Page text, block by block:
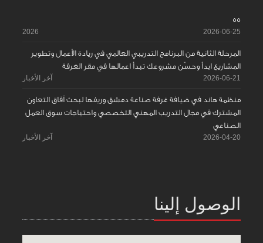
55
2026-06-25
2026
المرحلة الثانية من البرنامج التدريبي العالمي في ريادة الأعمال وتطوير
المشاريع ابدأ وحسّن مشروعك تبدأ اعمالها في مقر الغرفة
2026-06-21 آخر الأخبار
منظمة هاند في ضيافة غرفة صناعة دمشق وريفها لبحث آفاق التعاون
المشترك في مجال التدريب المهني التخصصي واحتياجات سوق العمل
الصناعي
2026-04-20 آخر الأخبار
الوصول إلينا